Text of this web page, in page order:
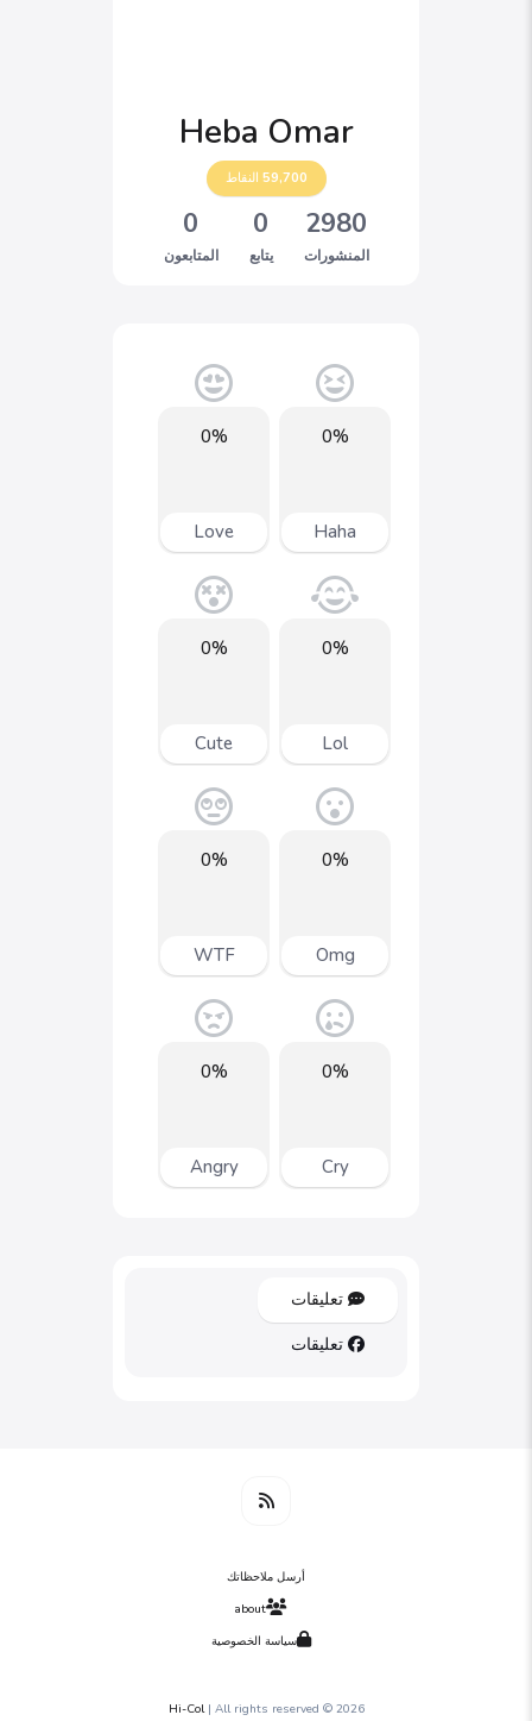
Heba Omar
59,700 النقاط
2980
المنشورات
0
يتابع
0
المتابعون
0%
Haha
0%
Love
0%
Lol
0%
Cute
0%
Omg
0%
WTF
0%
Cry
0%
Angry
تعليقات
تعليقات
أرسل ملاحظاتك
about
سياسة الخصوصية
2026 ©
Hi-Col| All rights reserved